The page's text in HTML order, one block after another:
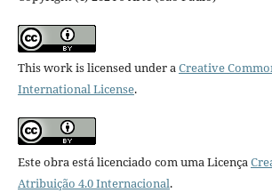
This work is licensed under aCreative
International License.
Este obra está licenciado com uma Licença
Atribuição 4.0 Internacional.